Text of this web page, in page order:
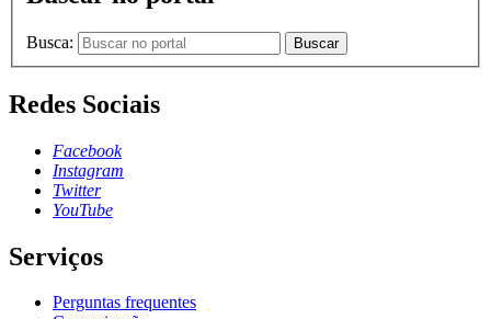
Busca: Buscar
Redes Sociais
Facebook
Instagram
Twitter
YouTube
Serviços
Perguntas frequentes